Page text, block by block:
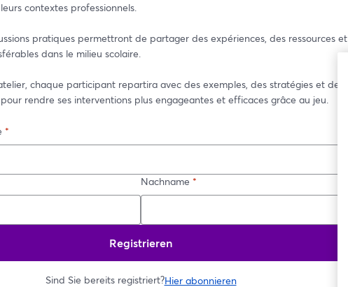
contextes professionnels.
pratiques permettront de partager des expériences, des ressources et
dans le milieu scolaire.
chaque participant repartira avec des exemples, des stratégies et des
rendre ses interventions plus engageantes et efficaces grâce au jeu.
*
Nachname *
Registrieren
Sind Sie bereits registriert?Hier abonnieren